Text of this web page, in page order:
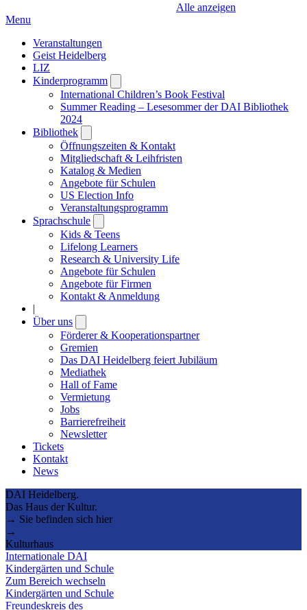
Alle anzeigen
Menu
Veranstaltungen
Geist Heidelberg
LIZ
Kinderprogramm
submenu
International Children’s Book Festival
Summer Reading – Lesesommer der DAI Bibliothek
2024
Bibliothek
submenu
Öffnungszeiten & Kontakt
Mitgliedschaft & Leihfristen
Katalog & Medien
Angebote für Schulen
US Election Info
Veranstaltungsprogramm
Sprachschule
submenu
Kids & Teens
Lifelong Learners
Research & University Life
Angebote für Schulen
Angebote für Firmen
Kontakt & Anmeldung
|
Über uns
submenu
Förderer & Kooperationspartner
Gremien
Das DAI Heidelberg feiert Jubiläum
Mediathek
Hall of Fame
Vermietung
Jobs
Barrierefreiheit
Newsletter
Tickets
Kontakt
News
DAI Heidelberg.
Das Haus der Kultur.
→ Sie befinden sich hier
→
Kulturhaus
Internationale DAI
Kindergärten und Schule
Zum Bereich wechseln
Kindergärten und Schule
Freundeskreis des